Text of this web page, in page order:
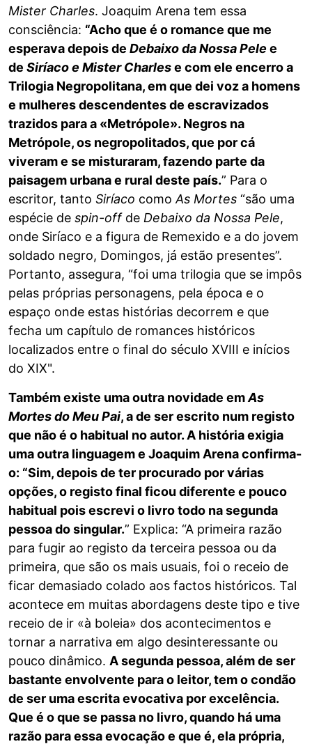
Mister Charles. Joaquim Arena tem essa
consciência: “Acho que é o romance que me
esperava depois de Debaixo da Nossa Pele e
de Siríaco e Mister Charlese com ele encerro a
Trilogia Negropolitana, em que dei voz a homens
e mulheres descendentes de escravizados
trazidos para a «Metrópole». Negros na
Metrópole, os negropolitados, que por cá
viveram e se misturaram, fazendo parte da
paisagem urbana e rural deste país.” Para o
escritor, tanto Siríaco como As Mortes “são uma
espécie de spin-offde Debaixo da Nossa Pele,
onde Siríaco e a figura de Remexido e a do jovem
soldado negro, Domingos, já estão presentes”.
Portanto, assegura, “foi uma trilogia que se impôs
pelas próprias personagens, pela época e o
espaço onde estas histórias decorrem e que
fecha um capítulo de romances históricos
localizados entre o final do século XVIII e inícios
do XIX".
Também existe uma outra novidade emAs
Mortes do Meu Pai, a de ser escrito num registo
que não é o habitual no autor. A história exigia
uma outra linguagem e Joaquim Arena confirma-
o: “Sim, depois de ter procurado por várias
opções, o registo final ficou diferente e pouco
habitual pois escrevi o livro todo na segunda
pessoa do singular.” Explica: “A primeira razão
para fugir ao registo da terceira pessoa ou da
primeira, que são os mais usuais, foi o receio de
ficar demasiado colado aos factos históricos. Tal
acontece em muitas abordagens deste tipo e tive
receio de ir «à boleia» dos acontecimentos e
tornar a narrativa em algo desinteressante ou
pouco dinâmico. A segunda pessoa, além de ser
bastante envolvente para o leitor, tem o condão
de ser uma escrita evocativa por excelência.
Que é o que se passa no livro, quando há uma
razão para essa evocação e que é, ela própria,